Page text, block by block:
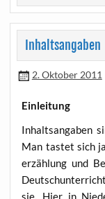
Inhaltsangaben
2. Oktober 2011
Ein­lei­tung
Inhalts­an­ga­ben
Man tas­tet sich
er­zäh­lung und
sie. Hier in